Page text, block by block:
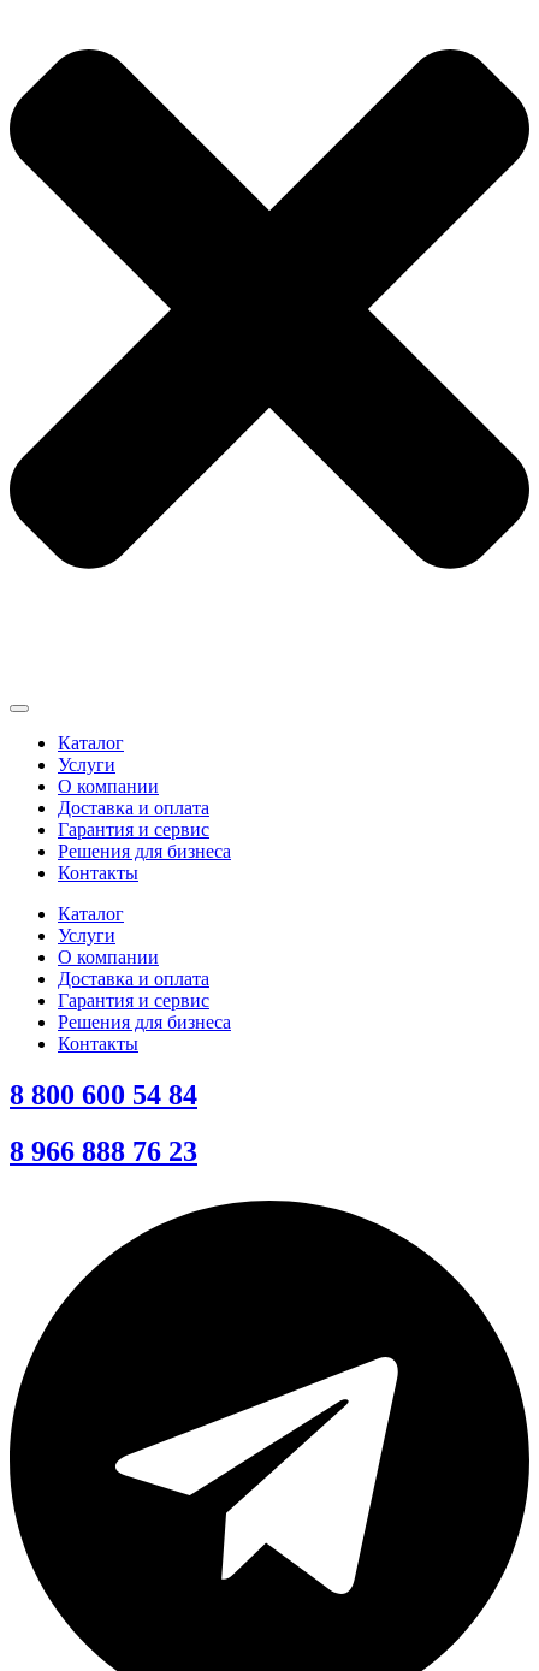
Каталог
Услуги
О компании
Доставка и оплата
Гарантия и сервис
Решения для бизнеса
Контакты
Каталог
Услуги
О компании
Доставка и оплата
Гарантия и сервис
Решения для бизнеса
Контакты
8 800 600 54 84
8 966 888 76 23